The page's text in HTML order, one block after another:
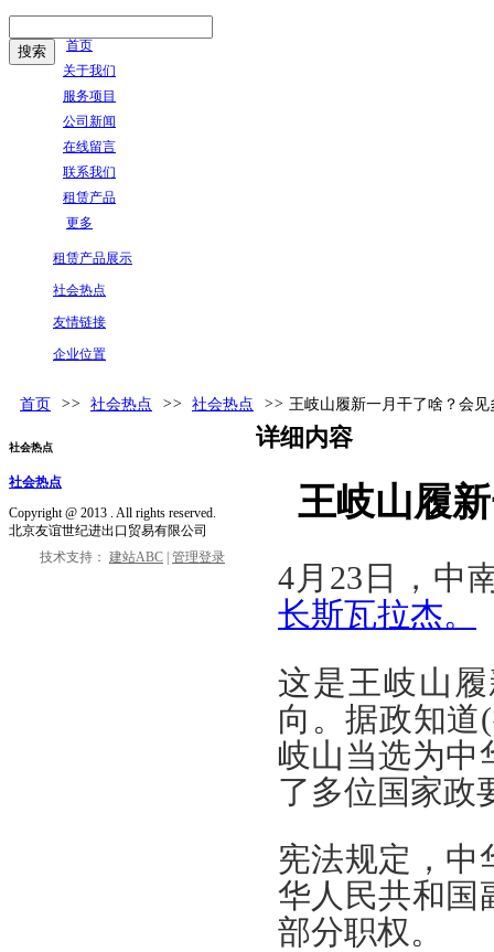
首页
关于我们
服务项目
公司新闻
在线留言
联系我们
租赁产品
更多
租赁产品展示
社会热点
友情链接
企业位置
首页 >> 社会热点 >> 社会热点 >> 王岐山履新一月干了啥？会
详细内容
王岐山履
4月23日，中
长斯瓦拉杰。
这是王岐山
向。据政知道
岐山当选为中
了多位国家政
宪法规定，中
华人民共和国
部分职权。
社会热点
社会热点
Copyright @ 2013 . All rights reserved.
北京友谊世纪进出口贸易有限公司
技术支持： 建站ABC 管理登录